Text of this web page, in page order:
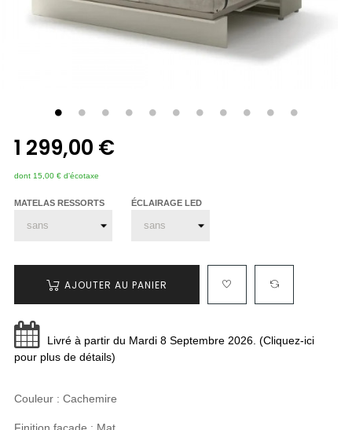
1 299,00 €
dont 15,00 € d'écotaxe
MATELAS RESSORTS ÉCLAIRAGE LED
AJOUTER AU PANIER
Livré à partir du Mardi 8 Septembre 2026. (Cliquez-ici
pour plus de détails)
Couleur : Cachemire